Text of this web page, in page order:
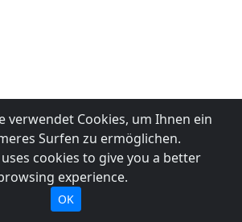
verwendet Cookies, um Ihnen ein
Surfen zu ermöglichen.
cookies to give you a better
experience.
OK